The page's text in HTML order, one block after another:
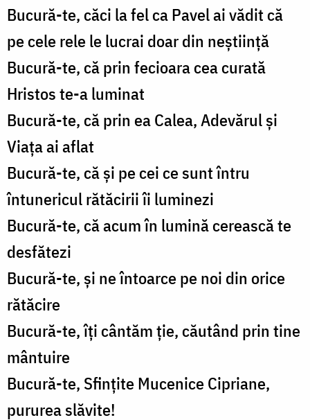
Bucură-te, căci la fel ca Pavel ai vădit că
pe cele rele le lucrai doar din neștiință
Bucură-te, că prin fecioara cea curată
Hristos te-a luminat
Bucură-te, că prin ea Calea, Adevărul și
Viața ai aflat
Bucură-te, că și pe cei ce sunt întru
întunericul rătăcirii îi luminezi
Bucură-te, că acum în lumină cerească te
desfătezi
Bucură-te, și ne întoarce pe noi din orice
rătăcire
Bucură-te, îți cântăm ție, căutând prin tine
mântuire
Bucură-te, Sfințite Mucenice Cipriane,
pururea slăvite!